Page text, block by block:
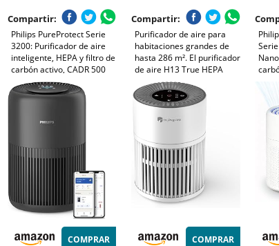
Compartir:
Philips PureProtect Serie
3200: Purificador de aire
inteligente, HEPA y filtro de
carbón activo, CADR 500
m³/h para 130 m²,
ultrasilencioso, captura el
Compartir:
Purificador de aire para
habitaciones grandes de
hasta 286 m². El purificador
de aire H13 True HEPA
reduce eficazmente el
99,97% del humo con un
nivel de ruido de 22 dB
y
COMPRAR COMPRAR